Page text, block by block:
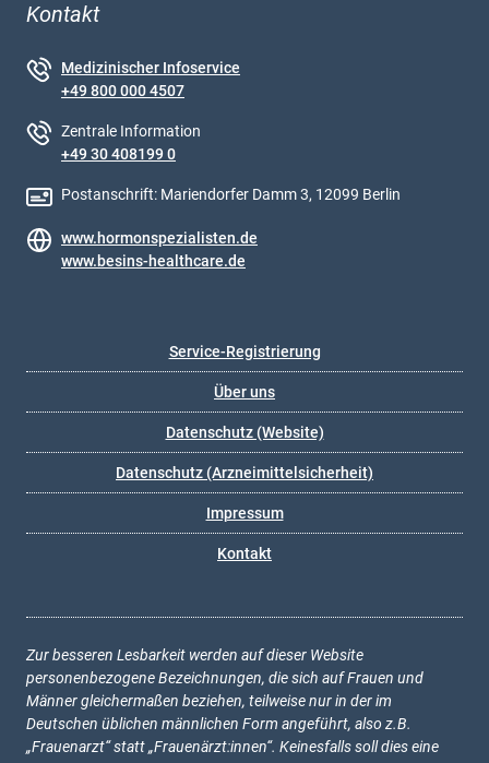
Kontakt
Medizinischer Infoservice
+49 800 000 4507
Zentrale Information
+49 30 408199 0
Postanschrift: Mariendorfer Damm 3, 12099 Berlin
www.hormonspezialisten.de
www.besins-healthcare.de
Service-Registrierung
Über uns
Datenschutz (Website)
Datenschutz (Arzneimittelsicherheit)
Impressum
Kontakt
Zur besseren Lesbarkeit werden auf dieser Website
personenbezogene Bezeichnungen, die sich auf Frauen und
Männer gleichermaßen beziehen, teilweise nur in der im
Deutschen üblichen männlichen Form angeführt, also z.B.
„Frauenarzt“ statt „Frauenärzt:innen“. Keinesfalls soll dies eine